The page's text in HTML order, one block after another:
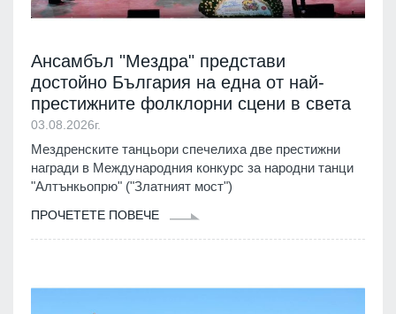
Ансамбъл "Мездра" представи
достойно България на една от най-
престижните фолклорни сцени в света
03.08.2026г.
Мездренските танцьори спечелиха две престижни
награди в Международния конкурс за народни танци
"Алтънкьопрю" ("Златният мост")
ПРОЧЕТЕТЕ ПОВЕЧЕ